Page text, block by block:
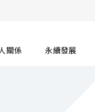
關係 永續發展